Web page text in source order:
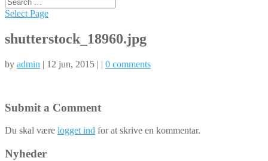
Select Page
shutterstock_18960.jpg
by admin | 12 jun, 2015 | | 0 comments
Submit a Comment
Du skal være logget ind for at skrive en kommentar.
Nyheder